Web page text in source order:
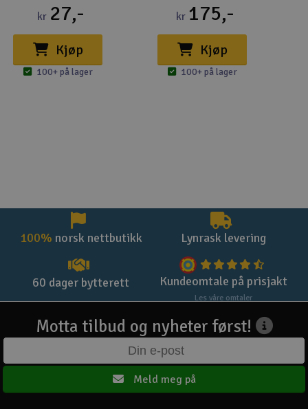
kr 27,-
Kjøp
100+ på lager
kr 175,-
Kjøp
100+ på lager
100% norsk nettbutikk Lynrask levering
60 dager bytterett Kundeomtale på prisjakt
Les våre omtaler
Motta tilbud og nyheter først!
Meld meg på